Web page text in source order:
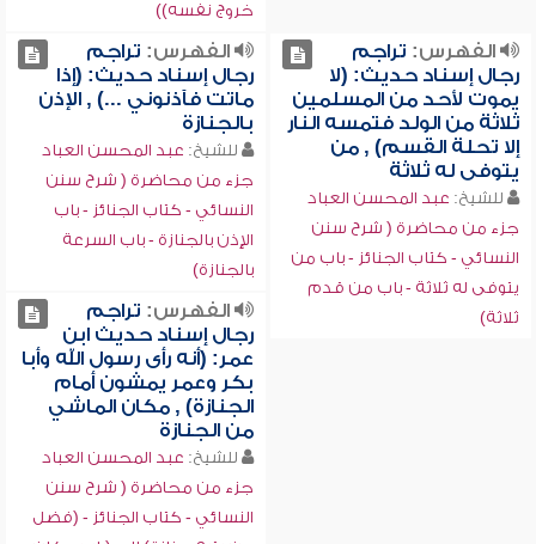
خروج نفسه))
الفهرس: تراجم
رجال إسناد حديث: (لا
يموت لأحد من المسلمين
ثلاثة من الولد فتمسه النار
إلا تحلة القسم) , من
يتوفى له ثلاثة
للشيخ: عبد المحسن العباد
جزء من محاضرة ( شرح سنن
النسائي - كتاب الجنائز - باب من
يتوفى له ثلاثة - باب من قدم
ثلاثة)
الفهرس: تراجم
رجال إسناد حديث: (إذا
ماتت فآذنوني ...) , الإذن
بالجنازة
للشيخ: عبد المحسن العباد
جزء من محاضرة ( شرح سنن
النسائي - كتاب الجنائز - باب
الإذن بالجنازة - باب السرعة
بالجنازة)
الفهرس: تراجم
رجال إسناد حديث ابن
عمر: (أنه رأى رسول الله وأبا
بكر وعمر يمشون أمام
الجنازة) , مكان الماشي
من الجنازة
للشيخ: عبد المحسن العباد
جزء من محاضرة ( شرح سنن
النسائي - كتاب الجنائز - (فضل